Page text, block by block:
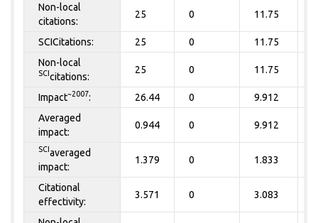
Non-local
citations:
25 0 11.75
SCICitations: 25 0 11.75
Non-local
SCI citations:
25 0 11.75
Impact~2007: 26.44 0 9.912
Averaged
impact:
0.944 0 9.912
SCI averaged
impact:
1.379 0 1.833
Citational
effectivity:
3.571 0 3.083